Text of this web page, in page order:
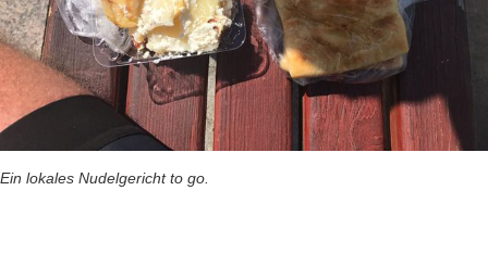
Ein lokales Nudelgericht to go.